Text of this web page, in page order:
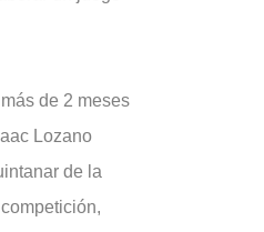
de 2 meses
Lozano
de la